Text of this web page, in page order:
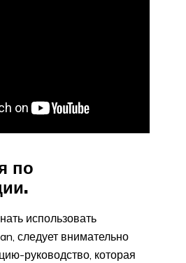
по
использовать
следует внимательно
руководство, которая